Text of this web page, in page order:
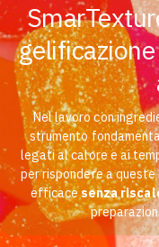
Nel lavoro con
strumento
legati al calore e ai
per rispondere a
efficacesenza